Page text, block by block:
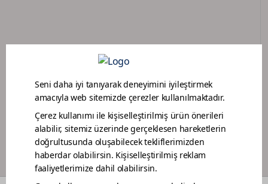
PORTAIL DES CONCESSIONNAIRES
PROGRAMME DE LOYAUTÉ POUR PEINTRES